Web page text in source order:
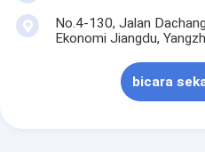
No.4-130, Jalan
Ekonomi Jiangdu,
bicara